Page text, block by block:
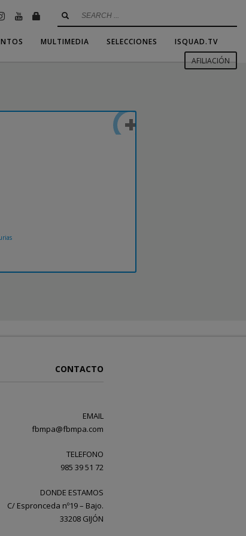
MULTIMEDIA SELECCIONES
ISQUAD.TV
AFILIACIÓN
CONTACTO
EMAIL
fbmpa@fbmpa.com
TELEFONO
985 39 51 72
DONDE ESTAMOS
C/ Espronceda nº19 – Bajo.
33208 GIJÓN